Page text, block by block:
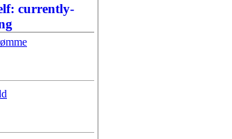
currently-